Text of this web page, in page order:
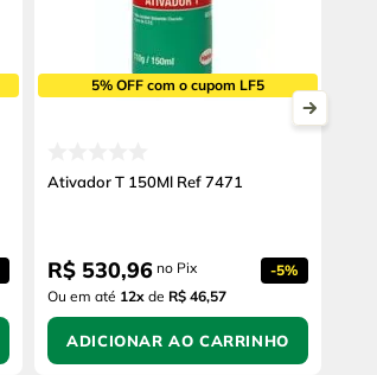
5% OFF com o cupom LF5
Ativador T 150Ml Ref 7471
R$ 530,96 no Pix -5%
Ou em até 12x de R$ 46,57
ADICIONAR AO CARRINHO